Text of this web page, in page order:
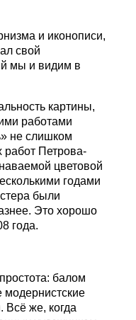
и иконописи,
свой
мы и видим в
картины,
работами
не слишком
работ Петрова-
цветовой
годами
были
Это хорошо
года.
балом
модернистские
Всё же, когда